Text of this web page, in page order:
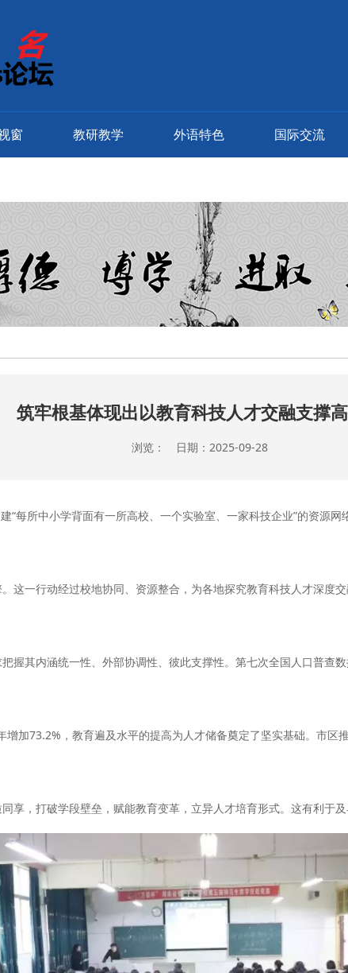
窗 教研教学 外语特色 国际交流
筑牢根基体现出以教育科技人才交融支撑
浏览： 日期：2025-09-28
所中小学背面有一所高校、一个实验室、一家科技企业”的资源网
一行动经过校地协同、资源整合，为各地探究教育科技人才深度交
其内涵统一性、外部协调性、彼此支撑性。第七次全国人口普查数
73.2%，教育遍及水平的提高为人才储备奠定了坚实基础。市区推
，打破学段壁垒，赋能教育变革，立异人才培育形式。这有利于及